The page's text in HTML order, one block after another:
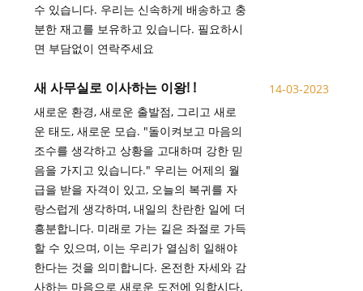
수 있습니다. 우리는 신속하게 배송하고 충
분한 재고를 보유하고 있습니다. 필요하시
면 부담없이 연락주세요
새 사무실로 이사하는 이왕! !
새로운 환경, 새로운 출발점, 그리고 새로
운 태도, 새로운 모습. "돌이켜보고 마음의
조수를 생각하고 상황을 고대하며 강한 믿
음을 가지고 있습니다." 우리는 어제의 월
급을 받을 자격이 있고, 오늘의 복귀를 자
랑스럽게 생각하며, 내일의 찬란한 일에 더
흥분합니다. 미래로 가는 길은 좌절로 가득
할 수 있으며, 이는 우리가 열심히 일해야
한다는 것을 의미합니다. 온전한 자세와 감
사하는 마음으로 새로운 도전에 임합시다.
14-03-2023